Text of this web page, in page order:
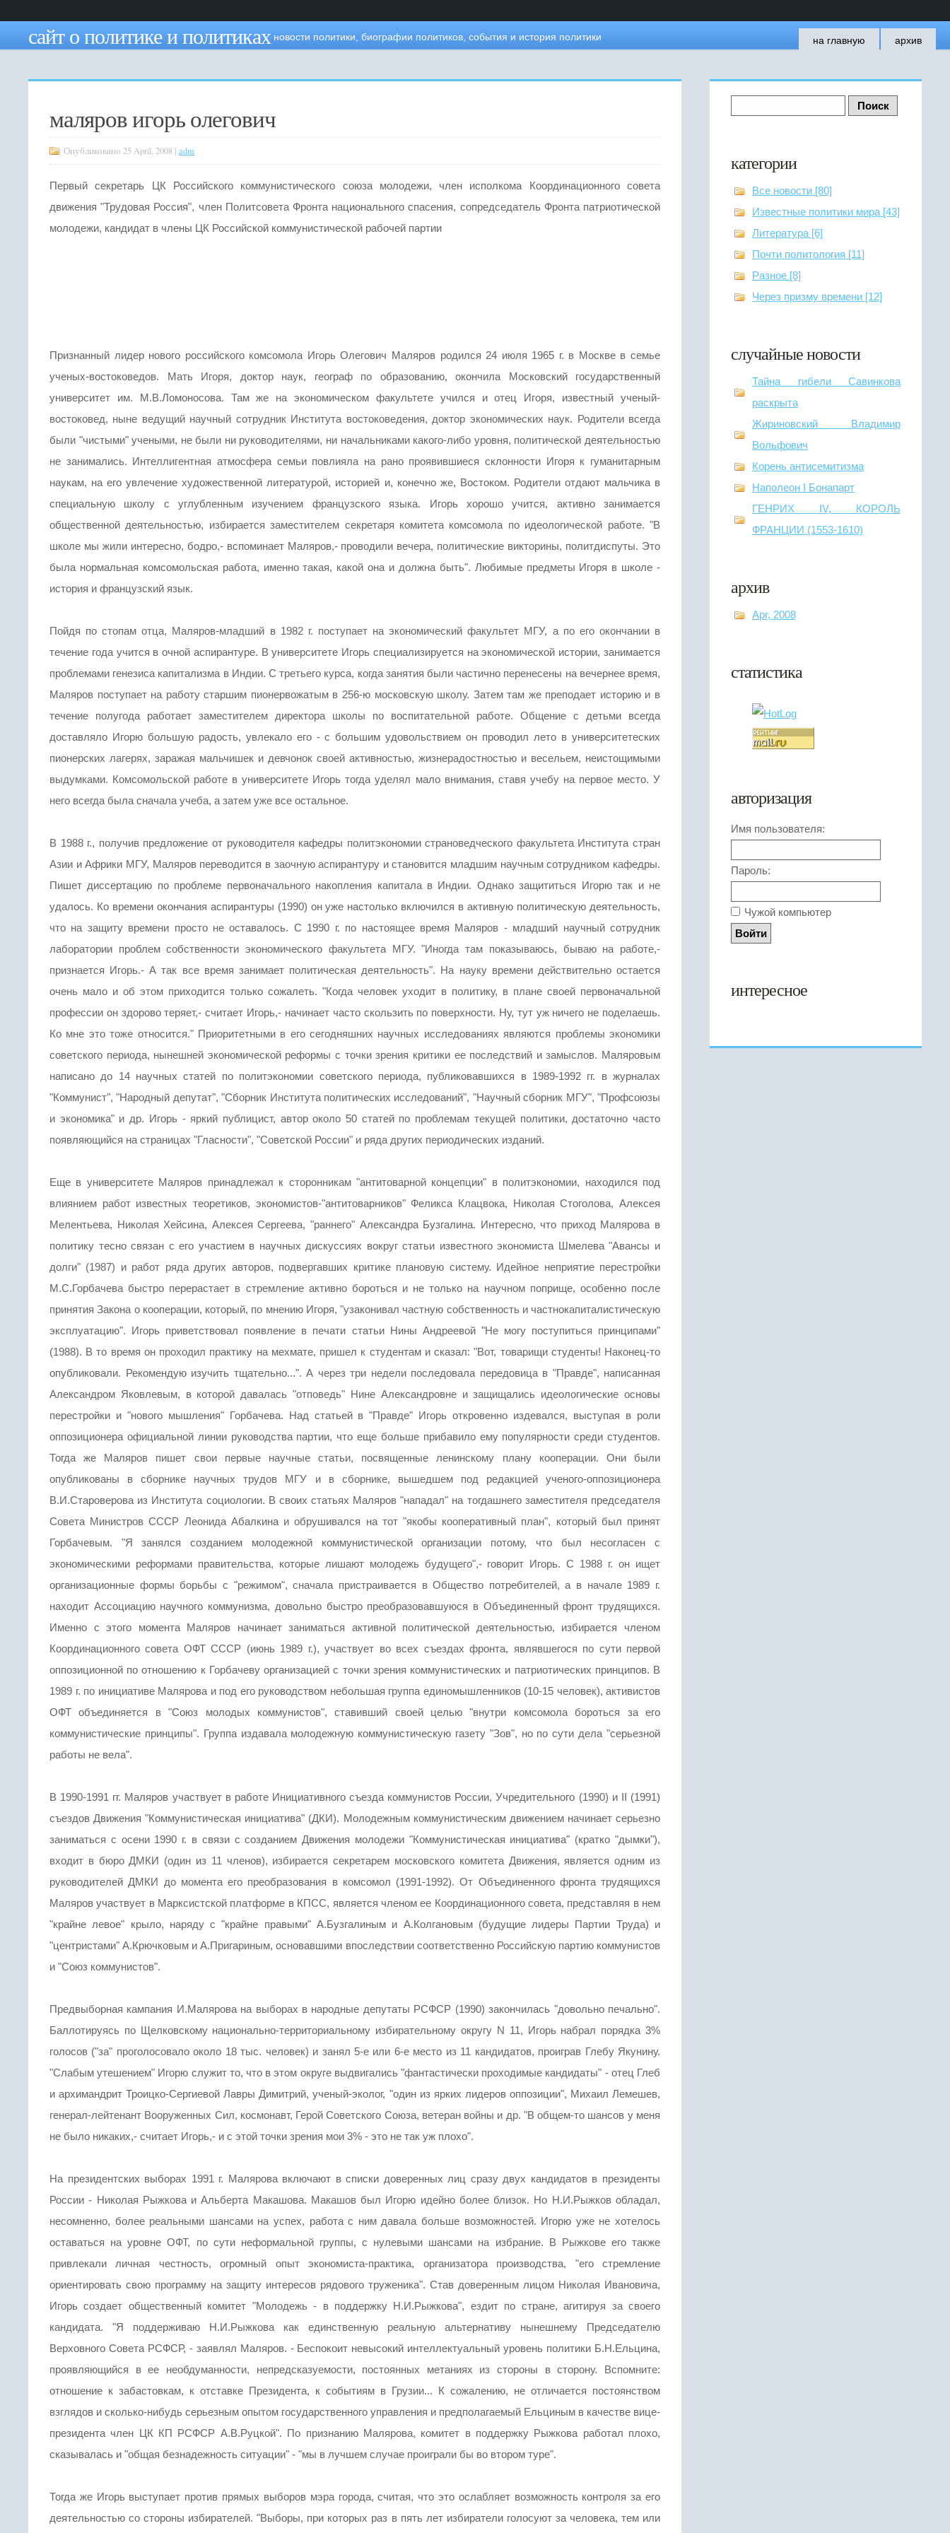
сайт о политике и политиках новости политики, биографии политиков, события и история политики на главную архив
категории
Все новости [80]
Известные политики мира [43]
Литература [6]
Почти политология [11]
Разное [8]
Через призму времени [12]
случайные новости
Тайна гибели Савинкова
раскрыта
Жириновский Владимир
Вольфович
Корень антисемитизма
Наполеон I Бонапарт
ГЕНРИХ IV, КОРОЛЬ
ФРАНЦИИ (1553-1610)
архив
Apr, 2008
статистика
авторизация
Имя пользователя:
Пароль:
Чужой компьютер
интересное
маляров игорь олегович
Опубликовано 25 April, 2008 | adm
Первый секретарь ЦК Российского коммунистического союза молодежи, член исполкома Координационного совета
движения "Трудовая Россия", член Политсовета Фронта национального спасения, сопредседатель Фронта патриотической
молодежи, кандидат в члены ЦК Российской коммунистической рабочей партии
Признанный лидер нового российского комсомола Игорь Олегович Маляров родился 24 июля 1965 г. в Москве в семье
ученых-востоковедов. Мать Игоря, доктор наук, географ по образованию, окончила Московский государственный
университет им. М.В.Ломоносова. Там же на экономическом факультете учился и отец Игоря, известный ученый-
востоковед, ныне ведущий научный сотрудник Института востоковедения, доктор экономических наук. Родители всегда
были "чистыми" учеными, не были ни руководителями, ни начальниками какого-либо уровня, политической деятельностью
не занимались. Интеллигентная атмосфера семьи повлияла на рано проявившиеся склонности Игоря к гуманитарным
наукам, на его увлечение художественной литературой, историей и, конечно же, Востоком. Родители отдают мальчика в
специальную школу с углубленным изучением французского языка. Игорь хорошо учится, активно занимается
общественной деятельностью, избирается заместителем секретаря комитета комсомола по идеологической работе. "В
школе мы жили интересно, бодро,- вспоминает Маляров,- проводили вечера, политические викторины, политдиспуты. Это
была нормальная комсомольская работа, именно такая, какой она и должна быть". Любимые предметы Игоря в школе -
история и французский язык.
Пойдя по стопам отца, Маляров-младший в 1982 г. поступает на экономический факультет МГУ, а по его окончании в
течение года учится в очной аспирантуре. В университете Игорь специализируется на экономической истории, занимается
проблемами генезиса капитализма в Индии. С третьего курса, когда занятия были частично перенесены на вечернее время,
Маляров поступает на работу старшим пионервожатым в 256-ю московскую школу. Затем там же преподает историю и в
течение полугода работает заместителем директора школы по воспитательной работе. Общение с детьми всегда
доставляло Игорю большую радость, увлекало его - с большим удовольствием он проводил лето в университетеских
пионерских лагерях, заражая мальчишек и девчонок своей активностью, жизнерадостностью и весельем, неистощимыми
выдумками. Комсомольской работе в университете Игорь тогда уделял мало внимания, ставя учебу на первое место. У
него всегда была сначала учеба, а затем уже все остальное.
В 1988 г., получив предложение от руководителя кафедры политэкономии страноведческого факультета Института стран
Азии и Африки МГУ, Маляров переводится в заочную аспирантуру и становится младшим научным сотрудником кафедры.
Пишет диссертацию по проблеме первоначального накопления капитала в Индии. Однако защититься Игорю так и не
удалось. Ко времени окончания аспирантуры (1990) он уже настолько включился в активную политическую деятельность,
что на защиту времени просто не оставалось. С 1990 г. по настоящее время Маляров - младший научный сотрудник
лаборатории проблем собственности экономического факультета МГУ. "Иногда там показываюсь, бываю на работе,-
признается Игорь.- А так все время занимает политическая деятельность". На науку времени действительно остается
очень мало и об этом приходится только сожалеть. "Когда человек уходит в политику, в плане своей первоначальной
профессии он здорово теряет,- считает Игорь,- начинает часто скользить по поверхности. Ну, тут уж ничего не поделаешь.
Ко мне это тоже относится." Приоритетными в его сегодняшних научных исследованиях являются проблемы экономики
советского периода, нынешней экономической реформы с точки зрения критики ее последствий и замыслов. Маляровым
написано до 14 научных статей по политэкономии советского периода, публиковавшихся в 1989-1992 гг. в журналах
"Коммунист", "Народный депутат", "Сборник Института политических исследований", "Научный сборник МГУ", "Профсоюзы
и экономика" и др. Игорь - яркий публицист, автор около 50 статей по проблемам текущей политики, достаточно часто
появляющийся на страницах "Гласности", "Советской России" и ряда других периодических изданий.
Еще в университете Маляров принадлежал к сторонникам "антитоварной концепции" в политэкономии, находился под
влиянием работ известных теоретиков, экономистов-"антитоварников" Феликса Клацвока, Николая Стоголова, Алексея
Мелентьева, Николая Хейсина, Алексея Сергеева, "раннего" Александра Бузгалина. Интересно, что приход Малярова в
политику тесно связан с его участием в научных дискуссиях вокруг статьи известного экономиста Шмелева "Авансы и
долги" (1987) и работ ряда других авторов, подвергавших критике плановую систему. Идейное неприятие перестройки
М.С.Горбачева быстро перерастает в стремление активно бороться и не только на научном поприще, особенно после
принятия Закона о кооперации, который, по мнению Игоря, "узаконивал частную собственность и частнокапиталистическую
эксплуатацию". Игорь приветствовал появление в печати статьи Нины Андреевой "Не могу поступиться принципами"
(1988). В то время он проходил практику на мехмате, пришел к студентам и сказал: "Вот, товарищи студенты! Наконец-то
опубликовали. Рекомендую изучить тщательно...". А через три недели последовала передовица в "Правде", написанная
Александром Яковлевым, в которой давалась "отповедь" Нине Александровне и защищались идеологические основы
перестройки и "нового мышления" Горбачева. Над статьей в "Правде" Игорь откровенно издевался, выступая в роли
оппозиционера официальной линии руководства партии, что еще больше прибавило ему популярности среди студентов.
Тогда же Маляров пишет свои первые научные статьи, посвященные ленинскому плану кооперации. Они были
опубликованы в сборнике научных трудов МГУ и в сборнике, вышедшем под редакцией ученого-оппозиционера
В.И.Староверова из Института социологии. В своих статьях Маляров "нападал" на тогдашнего заместителя председателя
Совета Министров СССР Леонида Абалкина и обрушивался на тот "якобы кооперативный план", который был принят
Горбачевым. "Я занялся созданием молодежной коммунистической организации потому, что был несогласен с
экономическими реформами правительства, которые лишают молодежь будущего",- говорит Игорь. С 1988 г. он ищет
организационные формы борьбы с "режимом", сначала пристраивается в Общество потребителей, а в начале 1989 г.
находит Ассоциацию научного коммунизма, довольно быстро преобразовавшуюся в Объединенный фронт трудящихся.
Именно с этого момента Маляров начинает заниматься активной политической деятельностью, избирается членом
Координационного совета ОФТ СССР (июнь 1989 г.), участвует во всех съездах фронта, являвшегося по сути первой
оппозиционной по отношению к Горбачеву организацией с точки зрения коммунистических и патриотических принципов. В
1989 г. по инициативе Малярова и под его руководством небольшая группа единомышленников (10-15 человек), активистов
ОФТ объединяется в "Союз молодых коммунистов", ставивший своей целью "внутри комсомола бороться за его
коммунистические принципы". Группа издавала молодежную коммунистическую газету "Зов", но по сути дела "серьезной
работы не вела".
В 1990-1991 гг. Маляров участвует в работе Инициативного съезда коммунистов России, Учредительного (1990) и II (1991)
съездов Движения "Коммунистическая инициатива" (ДКИ). Молодежным коммунистическим движением начинает серьезно
заниматься с осени 1990 г. в связи с созданием Движения молодежи "Коммунистическая инициатива" (кратко "дымки"),
входит в бюро ДМКИ (один из 11 членов), избирается секретарем московского комитета Движения, является одним из
руководителей ДМКИ до момента его преобразования в комсомол (1991-1992). От Объединенного фронта трудящихся
Маляров участвует в Марксистской платформе в КПСС, является членом ее Координационного совета, представляя в нем
"крайне левое" крыло, наряду с "крайне правыми" А.Бузгалиным и А.Колгановым (будущие лидеры Партии Труда) и
"центристами" А.Крючковым и А.Пригариным, основавшими впоследствии соответственно Российскую партию коммунистов
и "Союз коммунистов".
Предвыборная кампания И.Малярова на выборах в народные депутаты РСФСР (1990) закончилась "довольно печально".
Баллотируясь по Щелковскому национально-территориальному избирательному округу N 11, Игорь набрал порядка 3%
голосов ("за" проголосовало около 18 тыс. человек) и занял 5-е или 6-е место из 11 кандидатов, проиграв Глебу Якунину.
"Слабым утешением" Игорю служит то, что в этом округе выдвигались "фантастически проходимые кандидаты" - отец Глеб
и архимандрит Троицко-Сергиевой Лавры Димитрий, ученый-эколог, "один из ярких лидеров оппозиции", Михаил Лемешев,
генерал-лейтенант Вооруженных Сил, космонавт, Герой Советского Союза, ветеран войны и др. "В общем-то шансов у меня
не было никаких,- считает Игорь,- и с этой точки зрения мои 3% - это не так уж плохо".
На президентских выборах 1991 г. Малярова включают в списки доверенных лиц сразу двух кандидатов в президенты
России - Николая Рыжкова и Альберта Макашова. Макашов был Игорю идейно более близок. Но Н.И.Рыжков обладал,
несомненно, более реальными шансами на успех, работа с ним давала больше возможностей. Игорю уже не хотелось
оставаться на уровне ОФТ, по сути неформальной группы, с нулевыми шансами на избрание. В Рыжкове его также
привлекали личная честность, огромный опыт экономиста-практика, организатора производства, "его стремление
ориентировать свою программу на защиту интересов рядового труженика". Став доверенным лицом Николая Ивановича,
Игорь создает общественный комитет "Молодежь - в поддержку Н.И.Рыжкова", ездит по стране, агитируя за своего
кандидата. "Я поддерживаю Н.И.Рыжкова как единственную реальную альтернативу нынешнему Председателю
Верховного Совета РСФСР, - заявлял Маляров. - Беспокоит невысокий интеллектуальный уровень политики Б.Н.Ельцина,
проявляющийся в ее необдуманности, непредсказуемости, постоянных метаниях из стороны в сторону. Вспомните:
отношение к забастовкам, к отставке Президента, к событиям в Грузии... К сожалению, не отличается постоянством
взглядов и сколько-нибудь серьезным опытом государственного управления и предполагаемый Ельциным в качестве вице-
президента член ЦК КП РСФСР А.В.Руцкой". По признанию Малярова, комитет в поддержку Рыжкова работал плохо,
сказывалась и "общая безнадежность ситуации" - "мы в лучшем случае проиграли бы во втором туре".
Тогда же Игорь выступает против прямых выборов мэра города, считая, что это ослабляет возможность контроля за его
деятельностью со стороны избирателей. "Выборы, при которых раз в пять лет избиратели голосуют за человека, тем или